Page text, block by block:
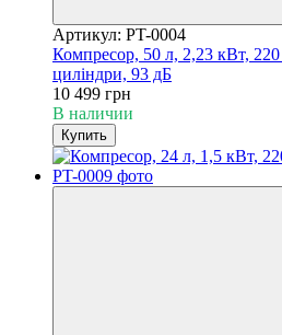
Артикул: PT-0004
Компресор, 50 л, 2,23 кВт,
циліндри, 93 дБ
10 499 грн
В наличии
Купить